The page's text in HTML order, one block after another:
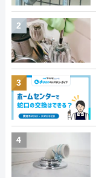
2
3
4